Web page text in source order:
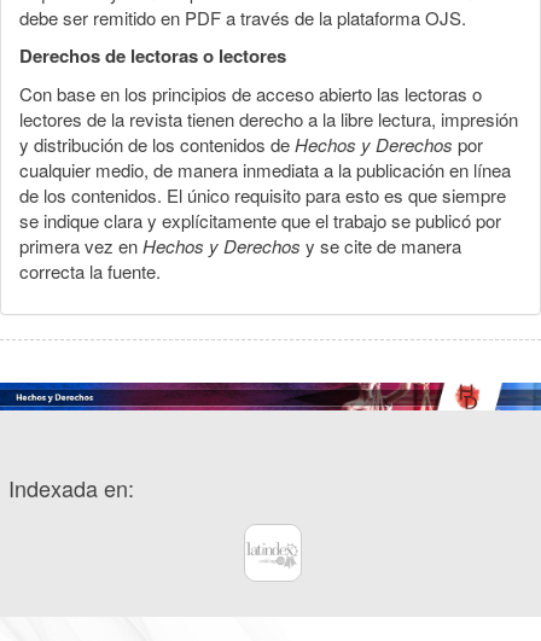
debe ser remitido en PDF a través de la plataforma OJS.
Derechos de lectoras o lectores
Con base en los principios de acceso abierto las lectoras o
lectores de la revista tienen derecho a la libre lectura, impresión
y distribución de los contenidos deHechos y Derechos por
cualquier medio, de manera inmediata a la publicación en línea
de los contenidos. El único requisito para esto es que siempre
se indique clara y explícitamente que el trabajo se publicó por
primera vez enHechos y Derechos y se cite de manera
correcta la fuente.
Indexada en: